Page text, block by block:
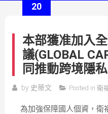
20
本部獲准加入
議(GLOBAL
同推動跨境隱
by 史蒂文 Posted in 衛
為加強保障國人個資，衛